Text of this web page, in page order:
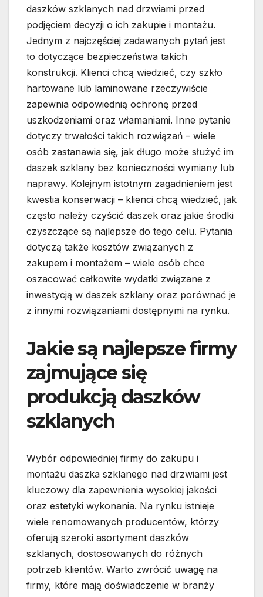
daszków szklanych nad drzwiami przed
podjęciem decyzji o ich zakupie i montażu.
Jednym z najczęściej zadawanych pytań jest
to dotyczące bezpieczeństwa takich
konstrukcji. Klienci chcą wiedzieć, czy szkło
hartowane lub laminowane rzeczywiście
zapewnia odpowiednią ochronę przed
uszkodzeniami oraz włamaniami. Inne pytanie
dotyczy trwałości takich rozwiązań – wiele
osób zastanawia się, jak długo może służyć im
daszek szklany bez konieczności wymiany lub
naprawy. Kolejnym istotnym zagadnieniem jest
kwestia konserwacji – klienci chcą wiedzieć, jak
często należy czyścić daszek oraz jakie środki
czyszczące są najlepsze do tego celu. Pytania
dotyczą także kosztów związanych z
zakupem i montażem – wiele osób chce
oszacować całkowite wydatki związane z
inwestycją w daszek szklany oraz porównać je
z innymi rozwiązaniami dostępnymi na rynku.
Jakie są najlepsze firmy
zajmujące się
produkcją daszków
szklanych
Wybór odpowiedniej firmy do zakupu i
montażu daszka szklanego nad drzwiami jest
kluczowy dla zapewnienia wysokiej jakości
oraz estetyki wykonania. Na rynku istnieje
wiele renomowanych producentów, którzy
oferują szeroki asortyment daszków
szklanych, dostosowanych do różnych
potrzeb klientów. Warto zwrócić uwagę na
firmy, które mają doświadczenie w branży